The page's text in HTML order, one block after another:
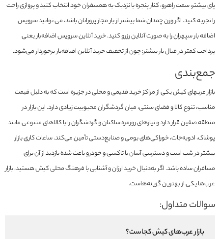
پای بیشتر، سمت راهرو، کنار پنجره یا نزدیک به همسفران خود انتخاب کنید و پروازی راحت
را تجربه کنید. اگر وزن چمدان شما بیشتر از بار مجاز پروزاتان باشد، می توانید سرویس
اضافه بار سپهران را به صورت آنلاین رزرو کنید. خرید آنلاین سرویس اضافه‌بار یعنی
پرداخت کمتر در قبال بار بیشتر؛ چون از تخفیف خرید آنلاین اضافه‌بار برخوردار می‌شود.
جمع‌بندی
بازار عربهای کیش یکی از مراکز خرید قدیمی و محلی در جزیره است که به دلیل قیمت
مناسب، تنوع کالا و فضای سنتی، میان گردشگران محبوبیت زیادی دارد. این بازار در
منطقه صفین قرار دارد و نیازهای روزمره ساکنان و گردشگران را با کالاهای متنوعی مانند
پوشاک، ادویه‌جات، خوراکی‌های بومی و صنایع‌دستی تأمین می‌کند. ساعات کاری بازار
بیشتر در شب است و دسترسی آسان با تاکسی و خودرو باعث شده بازدید از آن برای
مسافران ساده باشد. اگر به‌دنبال خرید ارزان و آشنایی با فرهنگ محلی کیش هستید، بازار
عرب‌ها یکی از بهترین گزینه‌هاست.
سوالات متداول:
بازار عرب‌های کیش کجاست؟